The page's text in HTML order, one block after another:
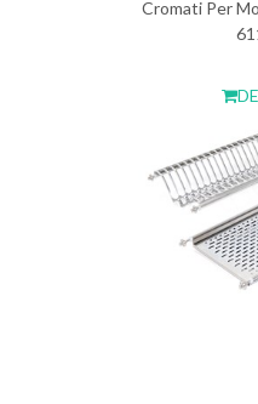
Cromati Per